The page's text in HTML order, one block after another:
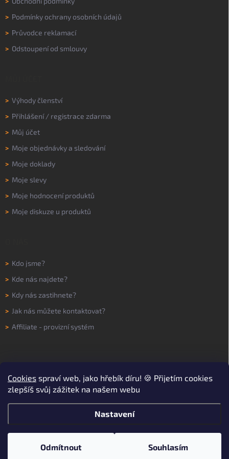
Cookies spraví web, jako hřebík díru! 🍪 Přijetím cookies
zlepšíš svůj zážitek na našem webu
Nastavení
Odmítnout Souhlasím
> Podmínky ochrany osobních údajů
> Průvodce reklamací
> Odstoupení od smlouvy
> Výhody členství
> Přihlášení/ registrace zdarma
> Můj účet
> Moje objednávky a sledování
> Moje doklady
> Moje slevy
> Moje hodnocení produktů
> Moje diskuze u produktů
> Kdo jsme?
> Kde nás najdete?
> Kdy nás zastihnete?
> Jak nás můžete kontaktovat?
> Affiliate - provizní systém
Copyright 2026WORKNOW. Všechna práva vyhrazena.Upravit nastavení